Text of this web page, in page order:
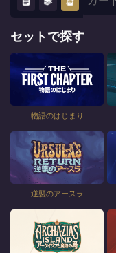
セットで探す
物語のはじまり
逆襲のアースラ